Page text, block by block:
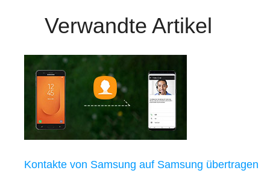
Verwandte Artikel
Kontakte von Samsung auf Samsung übertragen